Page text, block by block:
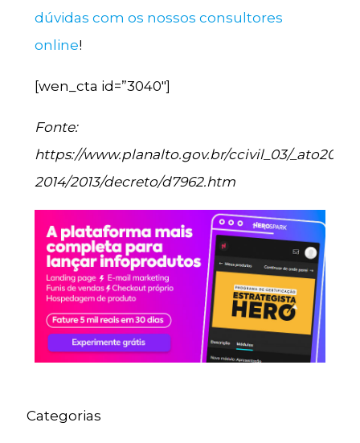
dúvidas com os nossos consultores
online!
[wen_cta id=”3040″]
Fonte:
https://www.planalto.gov.br/ccivil_03/_ato2011-
2014/2013/decreto/d7962.htm
Categorias